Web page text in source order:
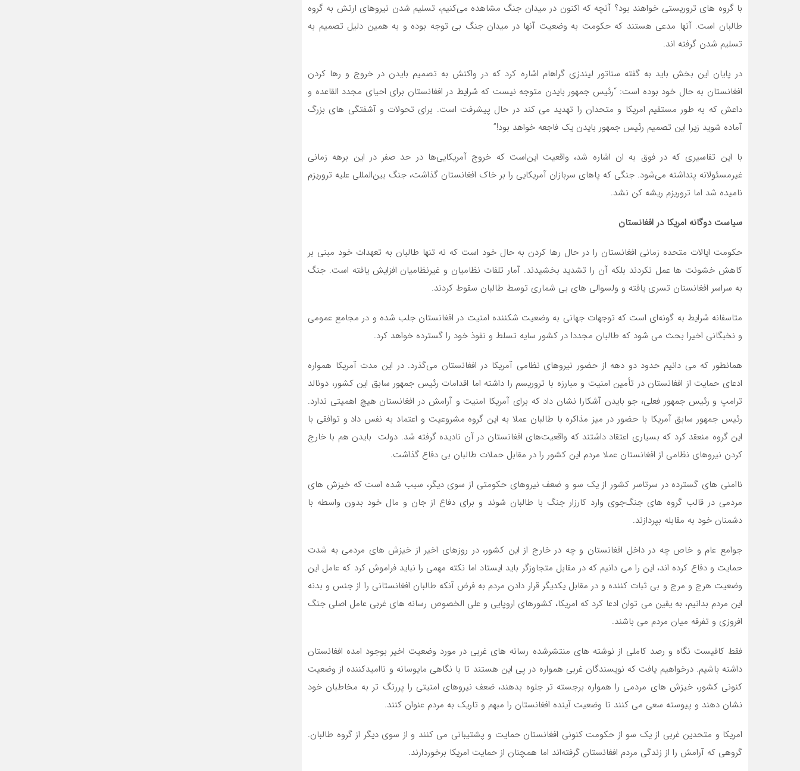
با گروه های تروریستی خواهند بود؟ آنچه که اکنون در میدان جنگ مشاهده می‌کنیم، تسلیم شدن نیروهای ارتش به گروه
طالبان است. آنها مدعی هستند که حکومت به وضعیت آنها در میدان جنگ بی توجه بوده و به همین دلیل تصمیم به
تسلیم شدن گرفته اند.
در پایان این بخش باید به گفته سناتور لیندزی گراهام اشاره کرد که در واکنش به تصمیم بایدن در خروج و رها کردن
افغانستان به حال خود بوده است: “رئیس جمهور بایدن متوجه نیست که شرایط در افغانستان برای احیای مجدد القاعده و
داعش که به طور مستقیم امریکا و متحدان را تهدید می کند در حال پیشرفت است. برای تحولات و آشفتگی های بزرگ
آماده شوید زیرا این تصمیم رئیس جمهور بایدن یک فاجعه خواهد بود!”
با این تفاسیری که در فوق به ان اشاره شد، واقعیت این‌است که خروج آمریکایی‌ها در حد صفر در این برهه‌ زمانی
غیرمسئولانه پنداشته می‌شود. جنگی که پاهای سربازان آمریکایی را بر خاک افغانستان گذاشت، جنگ بین‌المللی علیه تروریزم
نامیده شد اما تروریزم ریشه کن نشد.
سیاست دوگانه امریکا در افغانستان
حکومت ایالات متحده زمانی افغانستان را در حال رها کردن به حال خود است که نه تنها طالبان به تعهدات خود مبنی بر
کاهش خشونت ها عمل نکردند بلکه آن را تشدید بخشیدند. آمار تلفات نظامیان و غیرنظامیان افزایش یافته است. جنگ
به سراسر افغانستان تسری یافته و ولسوالی های بی شماری توسط طالبان سقوط کردند.
متاسفانه شرایط به گونه‌ای است که توجهات جهانی به وضعیت شکننده امنیت در افغانستان جلب شده و در مجامع عمومی
و نخبگانی اخیرا بحث می شود که طالبان مجددا در کشور سایه تسلط و نفوذ خود را گسترده خواهد کرد.
همانطور که می دانیم حدود دو دهه از حضور نیروهای نظامی آمریکا در افغانستان می‌گذرد. در این مدت آمریکا همواره
ادعای حمایت از افغانستان در تأمین امنیت و مبارزه با تروریسم را داشته اما اقدامات رئیس جمهور سابق این کشور، دونالد
ترامپ و رئیس جمهور فعلی، جو بایدن آشکارا نشان داد که برای آمریکا امنیت و آرامش در افغانستان هیچ اهمیتی ندارد.
رئیس جمهور سابق آمریکا با حضور در میز مذاکره با طالبان عملا به این گروه مشروعیت و اعتماد به نفس داد و توافقی با
این گروه منعقد کرد که بسیاری اعتقاد داشتند که واقعیت‌های افغانستان در آن نادیده گرفته شد. دولت بایدن هم با خارج
کردن نیروهای نظامی از افغانستان عملا مردم این کشور را در مقابل حملات طالبان بی دفاع گذاشت.
ناامنی های گسترده در سرتاسر کشور از یک سو و ضعف نیروهای حکومتی از سوی دیگر، سبب شده است که خیزش های
مردمی در قالب گروه های جنگ‌جوی وارد کارزار جنگ با طالبان شوند و برای دفاع از جان و مال خود بدون واسطه با
دشمنان خود به مقابله بپردازند.
جوامع عام و خاص چه در داخل افغانستان و چه در خارج از این کشور، در روزهای اخیر از خیزش های مردمی به شدت
حمایت و دفاع کرده اند، این را می دانیم که در مقابل متجاوزگر باید ایستاد اما نکته مهمی را نباید فراموش کرد که عامل این
وضعیت هرج و مرج و بی ثبات کننده و در مقابل یکدیگر قرار دادن مردم به فرض آنکه طالبان افغانستانی را از جنس و بدنه
این مردم بدانیم، به یقین می توان ادعا کرد که امریکا، کشورهای اروپایی و علی الخصوص رسانه های غربی عامل اصلی جنگ
افروزی و تفرقه میان مردم می باشند.
فقط کافیست نگاه و رصد کاملی از نوشته های منتشرشده رسانه های غربی در مورد وضعیت اخیر بوجود امده افغانستان
داشته باشیم. درخواهیم یافت که نویسندگان غربی همواره در پی این هستند تا با نگاهی مایوسانه و ناامیدکننده از وضعیت
کنونی کشور، خیزش های مردمی را همواره برجسته تر جلوه بدهند، ضعف نیروهای امنیتی را پررنگ تر به مخاطبان خود
نشان دهند و پیوسته سعی می کنند تا وضعیت آینده افغانستان را مبهم و تاریک به مردم عنوان کنند.
امریکا و متحدین غربی از یک سو از حکومت کنونی افغانستان حمایت و پشتیبانی می کنند و از سوی دیگر از گروه طالبان.
گروهی که آرامش را از زندگی مردم افغانستان گرفته‌اند اما همچنان از حمایت امریکا برخوردارند.